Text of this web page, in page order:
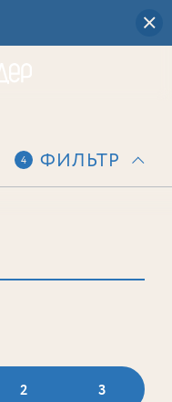
4 ФИЛЬТР
2 3
лота